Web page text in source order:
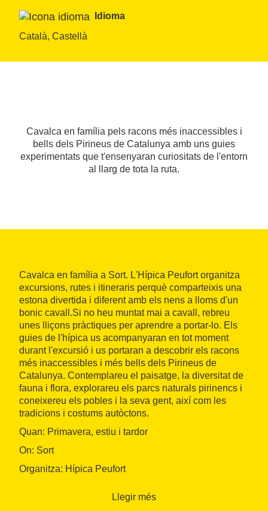
Idioma
Català, Castellà
Cavalca en família pels racons més inaccessibles i
bells dels Pirineus de Catalunya amb uns guies
experimentats que t'ensenyaran curiositats de l'entorn
al llarg de tota la ruta.
Cavalca en família a Sort. L'Hípica Peufort organitza
excursions, rutes i itineraris perquè comparteixis una
estona divertida i diferent amb els nens a lloms d'un
bonic cavall.Si no heu muntat mai a cavall, rebreu
unes lliçons pràctiques per aprendre a portar-lo. Els
guies de l'hípica us acompanyaran en tot moment
durant l'excursió i us portaran a descobrir els racons
més inaccessibles i més bells dels Pirineus de
Catalunya. Contemplareu el paisatge, la diversitat de
fauna i flora, explorareu els parcs naturals pirinencs i
coneixereu els pobles i la seva gent, així com les
tradicions i costums autòctons.
Quan: Primavera, estiu i tardor
On: Sort
Organitza: Hípica Peufort
Llegir més